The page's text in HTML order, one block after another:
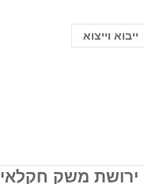
ייבוא וייצוא
ירושת משק חקלאי